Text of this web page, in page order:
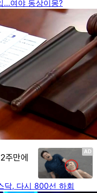
…여야 동상이몽?
닥, 다시 800선 하회